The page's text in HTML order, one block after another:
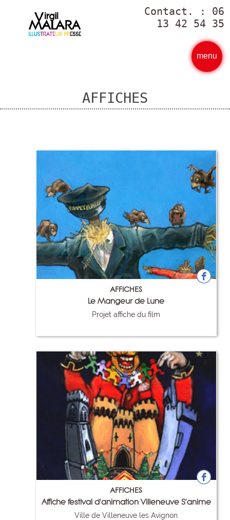
Contact. : 06
13 42 54 35
menu
AFFICHES
AFFICHES
Le Mangeur de Lune
Projet affiche du film
AFFICHES
Affiche festival d'animation Villeneuve S'anime
Ville de Villeneuve les Avignon